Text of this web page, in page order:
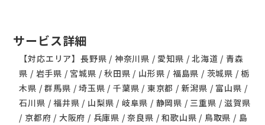
サービス詳細
【対応エリア】長野県 / 神奈川県 / 愛知県 / 北海道 / 青森
県 / 岩手県 / 宮城県 / 秋田県 / 山形県 / 福島県 / 茨城県 / 栃
木県 / 群馬県 / 埼玉県 / 千葉県 / 東京都 / 新潟県 / 富山県 /
石川県 / 福井県 / 山梨県 / 岐阜県 / 静岡県 / 三重県 / 滋賀県
/ 京都府 / 大阪府 / 兵庫県 / 奈良県 / 和歌山県 / 鳥取県 / 島